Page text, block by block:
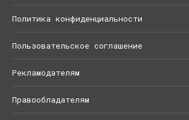
Политика конфиденциальности
Пользовательское соглашение
Рекламодателям
Правообладателям